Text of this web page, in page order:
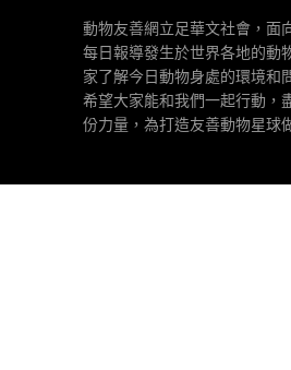
動物友善網立足華文社會，面
每日報導發生於世界各地的動
家了解今日動物身處的環境和
希望大家能和我們一起行動，
份力量，為打造友善動物星球